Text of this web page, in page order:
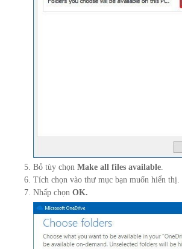
Bỏ tùy chọn Make all files available.
Tích chọn vào thư mục bạn muốn hiển thị.
Nhấp chọn OK.